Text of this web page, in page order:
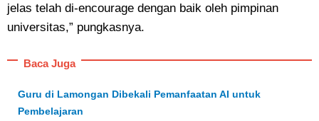
jelas telah di-encourage dengan baik oleh pimpinan
universitas,” pungkasnya.
Baca Juga
Guru di Lamongan Dibekali Pemanfaatan AI untuk
Pembelajaran